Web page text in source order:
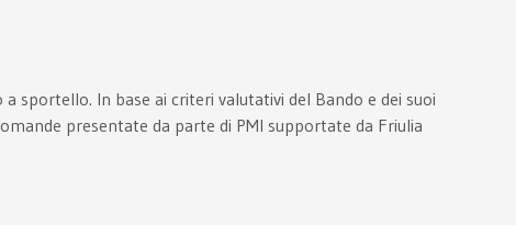
sportello. In base ai criteri valutativi del Bando e dei suoi
presentate da parte di PMI supportate da Friulia